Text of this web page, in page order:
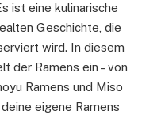
ist eine kulinarische
Geschichte, die
wird. In diesem
der Ramens ein – von
Ramens und Miso
eigene Ramens